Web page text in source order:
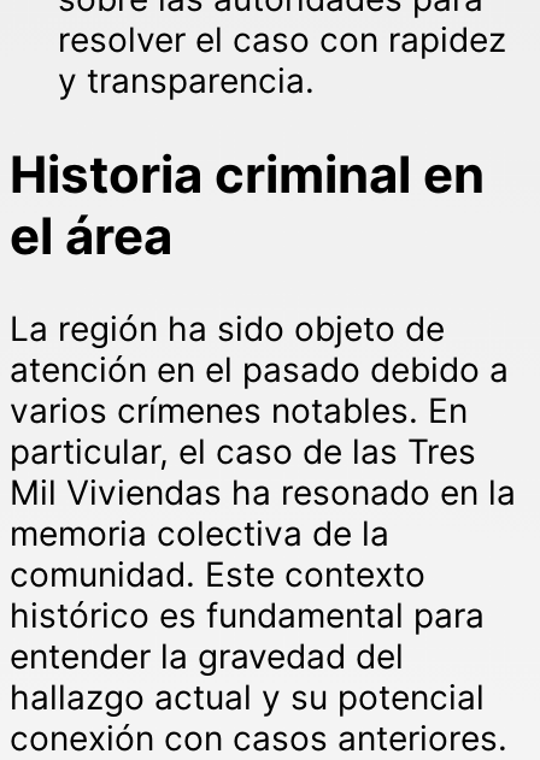
resolver el caso con rapidez
y transparencia.
Historia criminal en
el área
La región ha sido objeto de
atención en el pasado debido a
varios crímenes notables. En
particular, el caso de las Tres
Mil Viviendas ha resonado en la
memoria colectiva de la
comunidad. Este contexto
histórico es fundamental para
entender la gravedad del
hallazgo actual y su potencial
conexión con casos anteriores.